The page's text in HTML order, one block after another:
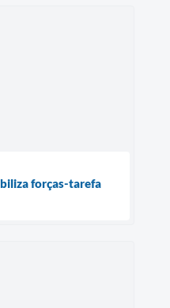
forças-tarefa